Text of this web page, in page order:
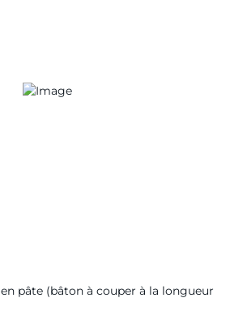
pâte (bâton à couper à la longueur